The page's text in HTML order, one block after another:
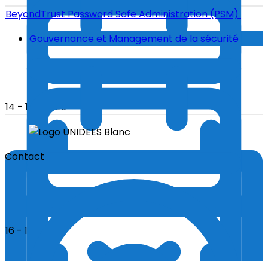
14 - 12 - 2025
16 - 12 - 2025
BeyondTrust Password Safe Administration (PSM)
Gouvernance et Management de la sécurité
Contact